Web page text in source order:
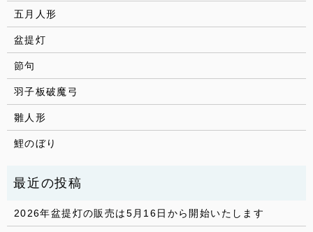
五月人形
盆提灯
節句
羽子板破魔弓
雛人形
鯉のぼり
2026年盆提灯の販売は5月16日から開始いたします